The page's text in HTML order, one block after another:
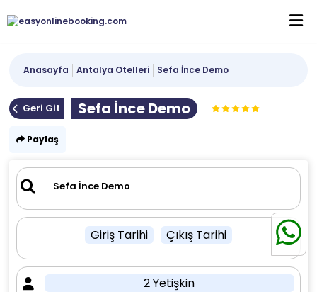
Anasayfa Antalya Otelleri Sefa İnce Demo
Geri Git Sefa İnce Demo
Paylaş
Giriş Tarihi Çıkış Tarihi
2 Yetişkin